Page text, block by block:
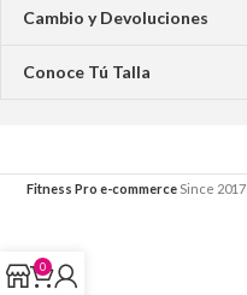
Cambio y Devoluciones
Conoce Tú Talla
Fitness Pro e-commerce Since 2017
0